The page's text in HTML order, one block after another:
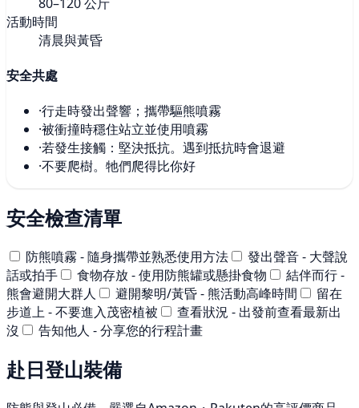
活動時間
清晨與黃昏
安全共處
·行走時發出聲響；攜帶驅熊噴霧
·被衝撞時穩住站立並使用噴霧
·若發生接觸：堅決抵抗。遇到抵抗時會退避
·不要爬樹。牠們爬得比你好
安全檢查清單
防熊噴霧 - 隨身攜帶並熟悉使用方法
發出聲音 - 大聲說
話或拍手
食物存放 - 使用防熊罐或懸掛食物
結伴而行 -
熊會避開大群人
避開黎明/黃昏 - 熊活動高峰時間
留在
步道上 - 不要進入茂密植被
查看狀況 - 出發前查看最新出
沒
告知他人 - 分享您的行程計畫
赴日登山裝備